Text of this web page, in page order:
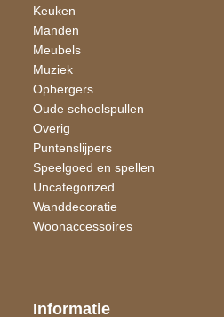
Keuken
Manden
Meubels
Muziek
Opbergers
Oude schoolspullen
Overig
Puntenslijpers
Speelgoed en spellen
Uncategorized
Wand​decoratie
Woon​accessoires
Informatie